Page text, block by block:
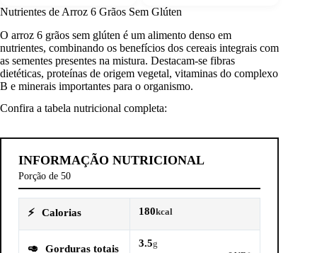
Nutrientes de Arroz 6 Grãos Sem Glúten
O arroz 6 grãos sem glúten é um alimento denso em
nutrientes, combinando os benefícios dos cereais integrais com
as sementes presentes na mistura. Destacam-se fibras
dietéticas, proteínas de origem vegetal, vitaminas do complexo
B e minerais importantes para o organismo.
Confira a tabela nutricional completa:
INFORMAÇÃO NUTRICIONAL
Porção de 50
⚡ Calorias 180kcal
🥑 Gorduras totais 3.5g